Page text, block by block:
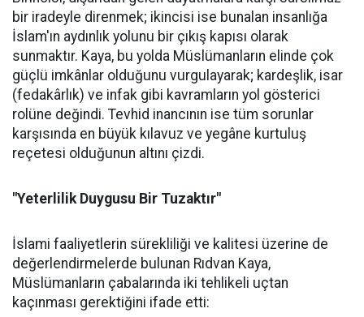
bir iradeyle direnmek; ikincisi ise bunalan insanlığa
İslam'ın aydınlık yolunu bir çıkış kapısı olarak
sunmaktır. Kaya, bu yolda Müslümanların elinde çok
güçlü imkânlar olduğunu vurgulayarak; kardeşlik, isar
(fedakârlık) ve infak gibi kavramların yol gösterici
rolüne değindi. Tevhid inancının ise tüm sorunlar
karşısında en büyük kılavuz ve yegâne kurtuluş
reçetesi olduğunun altını çizdi.
"Yeterlilik Duygusu Bir Tuzaktır"
İslami faaliyetlerin sürekliliği ve kalitesi üzerine de
değerlendirmelerde bulunan Rıdvan Kaya,
Müslümanların çabalarında iki tehlikeli uçtan
kaçınması gerektiğini ifade etti: